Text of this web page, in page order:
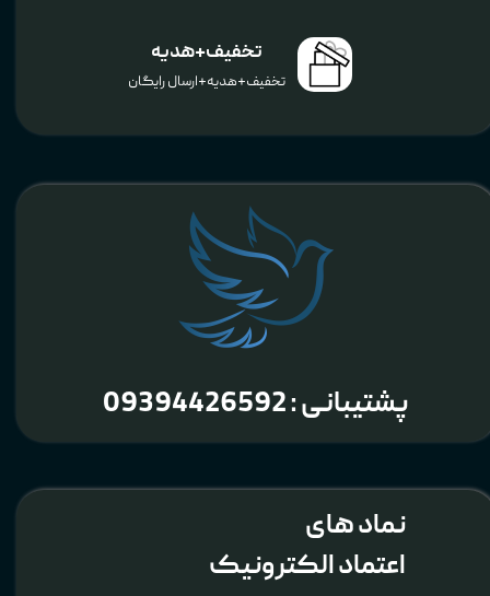
پشتیبانی : 09394426592
نماد های
اعتماد الکترونیک
تخفیف+هدیه
تخفیف+هدیه+ارسال رایگان